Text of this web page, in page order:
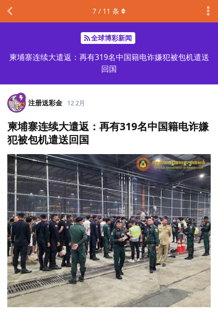
全球博彩新闻
柬埔寨连续大遣返：再有319名中国籍电诈嫌犯被包机遣送
回国
7 / 11 条
注册送彩金 12 2月
柬埔寨连续大遣返：再有319名中国籍电诈嫌
犯被包机遣送回国